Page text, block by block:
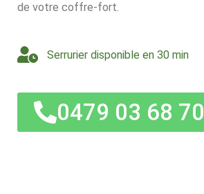
de votre coffre-fort.
Serrurier disponible en 30 min
0479 03 68 70